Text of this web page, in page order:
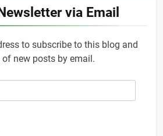
via Email
to subscribe to this blog and
new posts by email.